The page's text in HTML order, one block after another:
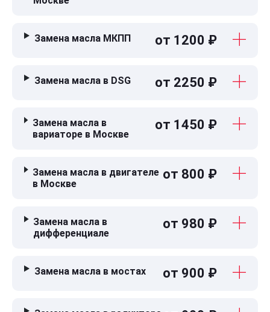
Замена масла МКПП от 1200 ₽
Замена масла в DSG от 2250 ₽
Замена масла в
вариаторе в Москве
от 1450 ₽
Замена масла в двигателе
в Москве
от 800 ₽
Замена масла в
дифференциале
от 980 ₽
Замена масла в мостах от 900 ₽